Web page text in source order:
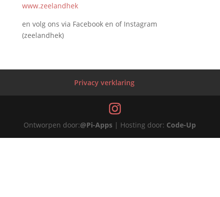
www.zeelandhek
en volg ons via Facebook en of Instagram
(zeelandhek)
Privacy verklaring
Ontworpen door:@Pi-Apps | Hosting door: Code-Up